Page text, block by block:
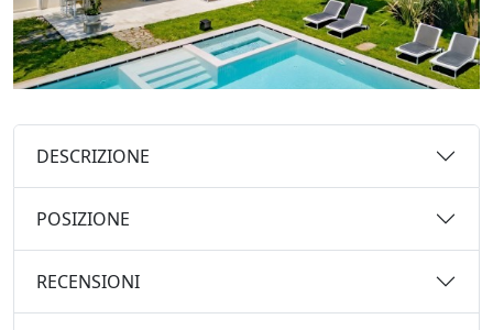
DESCRIZIONE
POSIZIONE
RECENSIONI